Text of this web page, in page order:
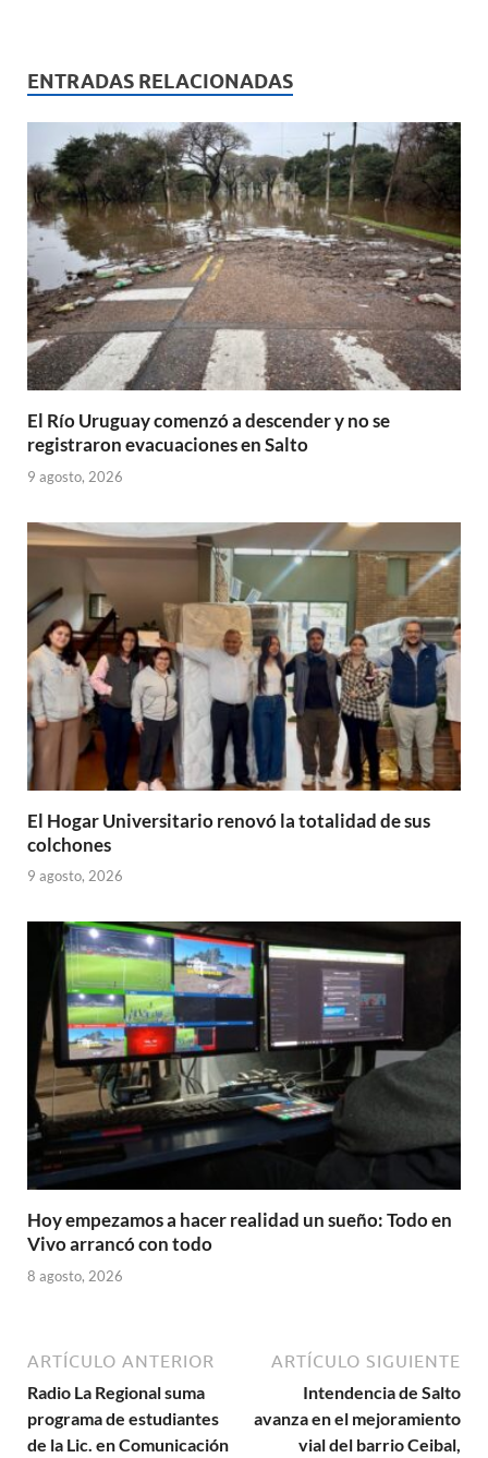
s
A
p
p
b
o
o
k
p
ar
ti
r
ENTRADAS RELACIONADAS
El Río Uruguay comenzó a descender y no se
registraron evacuaciones en Salto
9 agosto, 2026
El Hogar Universitario renovó la totalidad de sus
colchones
9 agosto, 2026
Hoy empezamos a hacer realidad un sueño: Todo en
Vivo arrancó con todo
8 agosto, 2026
ARTÍCULO ANTERIOR
Radio La Regional suma
programa de estudiantes
de la Lic. en Comunicación
ARTÍCULO SIGUIENTE
Intendencia de Salto
avanza en el mejoramiento
vial del barrio Ceibal,